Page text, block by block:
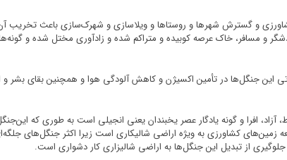
و گسترش شهرها و روستاها و ویلاسازی و شهرک‌سازی باعث
و مسافر، خاک عرصه کوبیده و متراکم شده و زادآوری مختل شده و
این جنگل‌ها در تأمین اکسیژن و کاهش آلودگی هوا و همچنین بقای بشر
افرا و گونه یادگار عصر یخبندان یعنی انجیلی است به طوری که
کشاورزی به ویژه اراضی شالیکاری است زیرا اکثر جنگل‌های
از تبدیل این جنگل‌ها به اراضی شالیزاری کار دشواری است.